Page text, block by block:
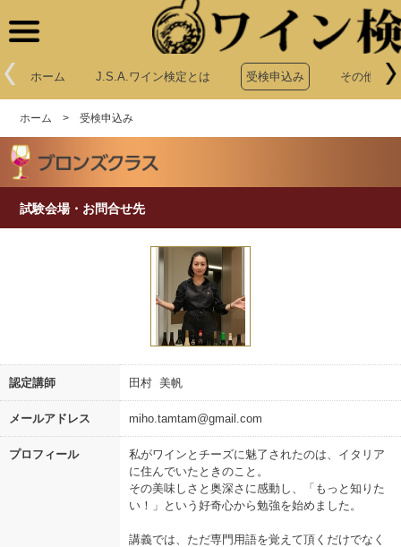
ホーム J.S.A.ワイン検定とは 受検申込み その他申込
ホーム >受検申込み
試験会場・お問合せ先
認定講師 田村 美帆
メールアドレス miho.tamtam@gmail.com
プロフィール
私がワインとチーズに魅了されたのは、イタリア
に住んでいたときのこと。
その美味しさと奥深さに感動し、「もっと知りた
い！」という好奇心から勉強を始めました。
講義では、ただ専門用語を覚えて頂くだけでなく